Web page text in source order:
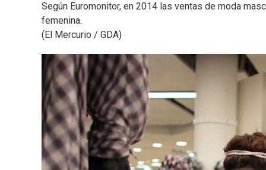
Según Euromonitor, en 2014 las ventas de moda
femenina.
(El Mercurio / GDA)